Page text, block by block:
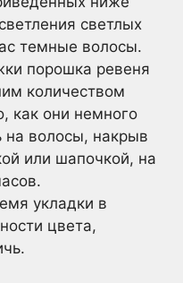
светлых
темные волосы.
порошка ревеня
количеством
как они немного
на волосы, накрыв
или шапочкой, на
укладки в
цвета,